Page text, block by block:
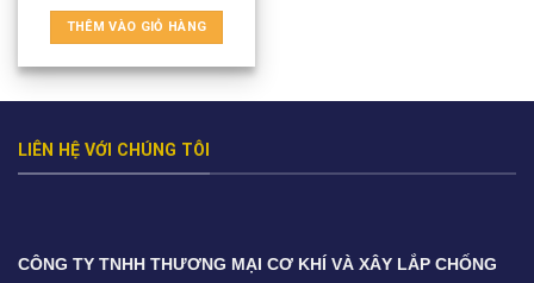
THÊM VÀO GIỎ HÀNG
LIÊN HỆ VỚI CHÚNG TÔI
CÔNG TY TNHH THƯƠNG MẠI CƠ KHÍ VÀ XÂY LẮP CHỐNG